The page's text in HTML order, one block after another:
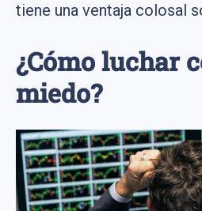
tiene una ventaja colosal
¿Cómo luchar
miedo?